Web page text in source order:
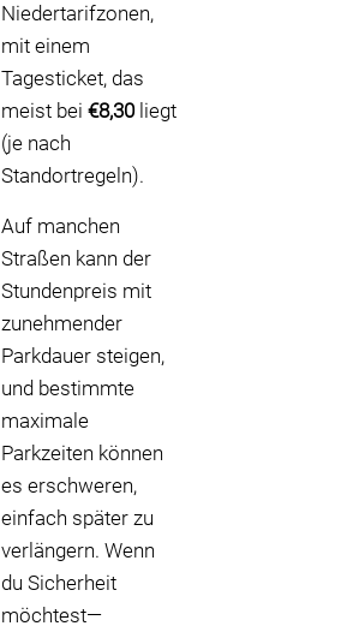
Niedertarifzonen,
mit einem
Tagesticket, das
meist bei €8,30liegt
(je nach
Standortregeln).
Auf manchen
Straßen kann der
Stundenpreis mit
zunehmender
Parkdauer steigen,
und bestimmte
maximale
Parkzeiten können
es erschweren,
einfach später zu
verlängern. Wenn
du Sicherheit
möchtest—